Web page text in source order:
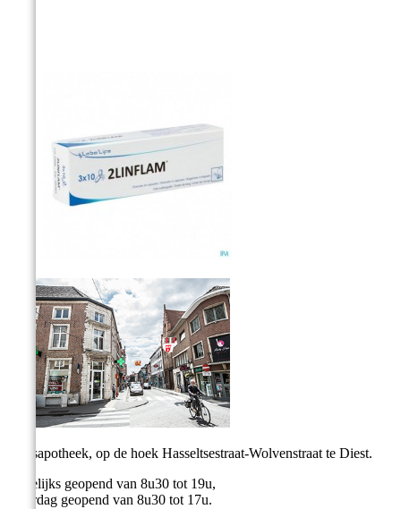
Stadsapotheek, op de hoek Hasseltsestraat-Wolvenstraat te Diest.
Dagelijks geopend van 8u30 tot 19u,
Zaterdag geopend van 8u30 tot 17u.